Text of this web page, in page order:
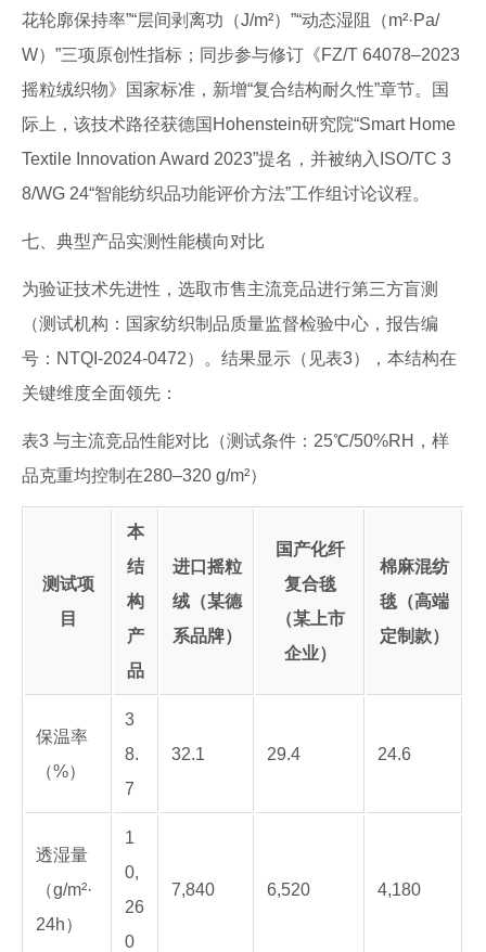
花轮廓保持率”“层间剥离功（J/m²）”“动态湿阻（m²·Pa/
W）”三项原创性指标；同步参与修订《FZ/T 64078–2023
摇粒绒织物》国家标准，新增“复合结构耐久性”章节。国
际上，该技术路径获德国Hohenstein研究院“Smart Home
Textile Innovation Award 2023”提名，并被纳入ISO/TC 3
8/WG 24“智能纺织品功能评价方法”工作组讨论议程。
七、典型产品实测性能横向对比
为验证技术先进性，选取市售主流竞品进行第三方盲测
（测试机构：国家纺织制品质量监督检验中心，报告编
号：NTQI-2024-0472）。结果显示（见表3），本结构在
关键维度全面领先：
表3 与主流竞品性能对比（测试条件：25℃/50%RH，样
品克重均控制在280–320 g/m²）
测试项
目
本
结
构
产
品
进口摇粒
绒（某德
系品牌）
国产化纤
复合毯
（某上市
企业）
棉麻混纺
毯（高端
定制款）
保温率
（%）
3
8.
7
32.1 29.4 24.6
透湿量
（g/m²·
24h）
1
0,
26
0
7,840 6,520 4,180